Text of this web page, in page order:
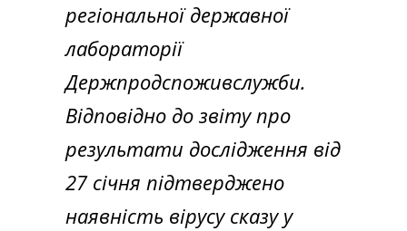
регіональної державної
лабораторії
Держпродспоживслужби.
Відповідно до звіту про
результати дослідження від
27 січня підтверджено
наявність вірусу сказу у